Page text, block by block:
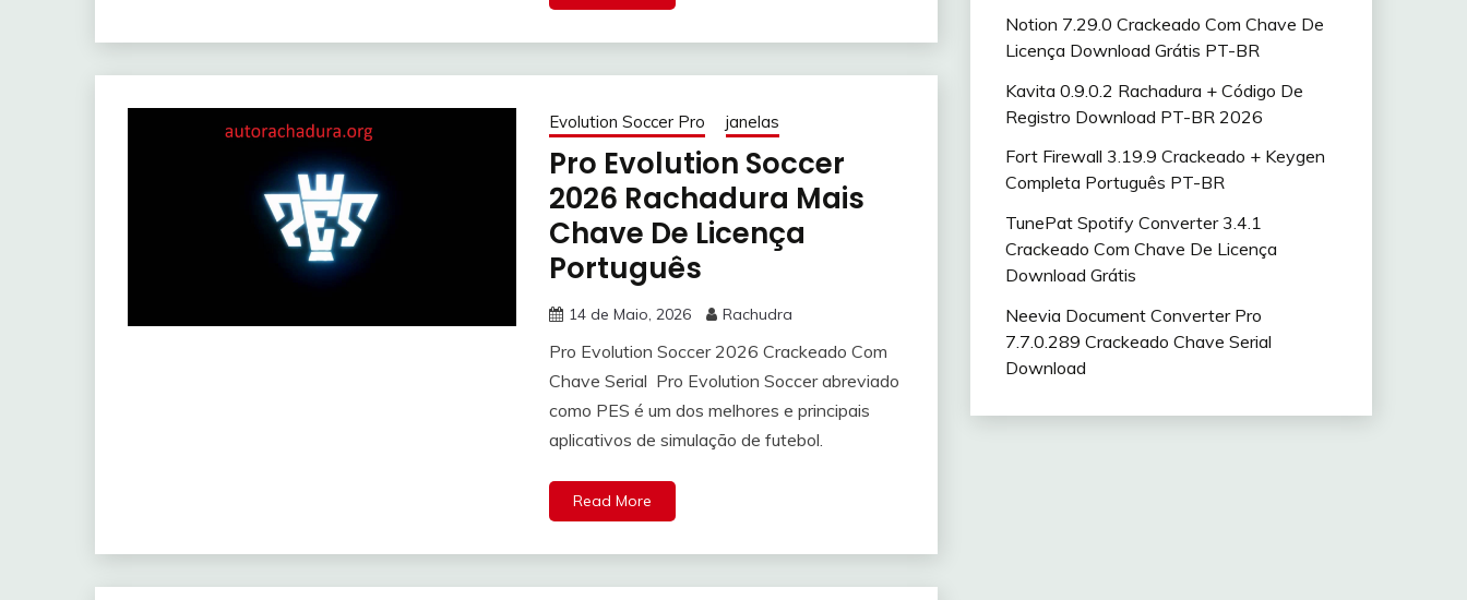
Evolution Soccer Pro janelas
Pro Evolution Soccer
2026 Rachadura Mais
Chave De Licença
Português
14 de Maio, 2026 Rachudra
Pro Evolution Soccer 2026 Crackeado Com
Chave Serial Pro Evolution Soccer abreviado
como PES é um dos melhores e principais
aplicativos de simulação de futebol.
Read More
Notion 7.29.0 Crackeado Com Chave De
Licença Download Grátis PT-BR
Kavita 0.9.0.2 Rachadura + Código De
Registro Download PT-BR 2026
Fort Firewall 3.19.9 Crackeado + Keygen
Completa Português PT-BR
TunePat Spotify Converter 3.4.1
Crackeado Com Chave De Licença
Download Grátis
Neevia Document Converter Pro
7.7.0.289 Crackeado Chave Serial
Download